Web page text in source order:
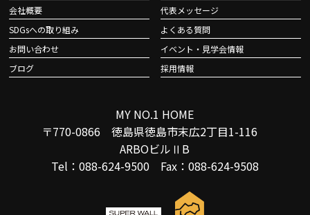
会社概要
代表メッセージ
SDGsへの取り組み
よくある質問
お問い合わせ
イベント・見学会情報
ブログ
採用情報
MY NO.1 HOME
〒770-0866 徳島県徳島市末広2丁目1-116
ARBOビルⅡB
Tel：088-624-9500 Fax：088-624-9508